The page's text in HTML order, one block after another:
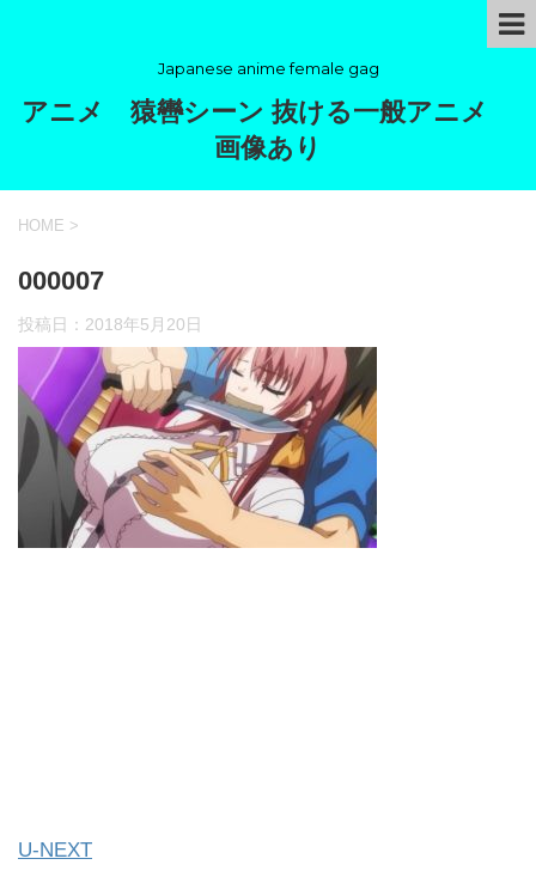
Japanese anime female gag
アニメ 猿轡シーン 抜ける一般アニメ
画像あり
HOME >
000007
投稿日： 2018年5月20日
U-NEXT